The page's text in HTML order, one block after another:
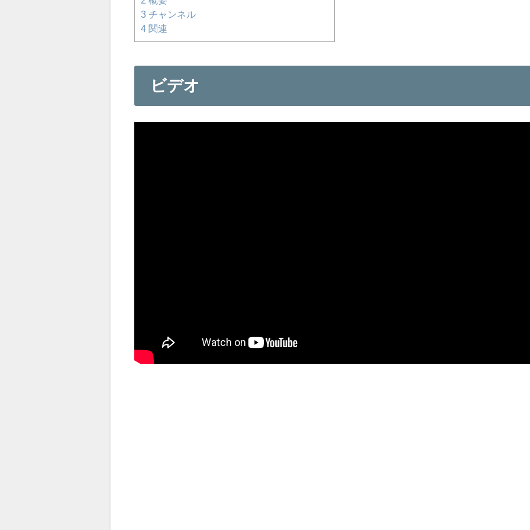
3 チャンネル
4 関連
ビデオ